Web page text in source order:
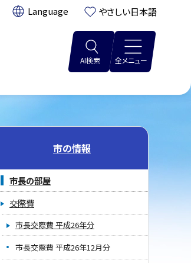
翻訳: やさしい日本語
AI検索 全メニュー
市の情報
市長の部屋
交際費
市長交際費 平成26年分
市長交際費 平成26年12月分